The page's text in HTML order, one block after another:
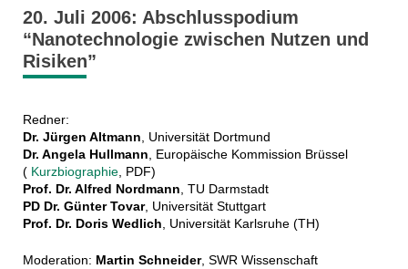
20. Juli 2006: Abschlusspodium
“Nanotechnologie zwischen Nutzen und
Risiken”
Redner:
Dr. Jürgen Altmann, Universität Dortmund
Dr. Angela Hullmann, Europäische Kommission Brüssel
( Kurzbiographie, PDF)
Prof. Dr. Alfred Nordmann, TU Darmstadt
PD Dr. Günter Tovar, Universität Stuttgart
Prof. Dr. Doris Wedlich, Universität Karlsruhe (TH)
Moderation: Martin Schneider, SWR Wissenschaft